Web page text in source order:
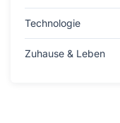
Technologie
Zuhause & Leben